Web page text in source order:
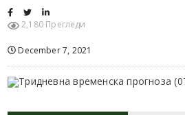
2,180 Прегледи
December 7, 2021